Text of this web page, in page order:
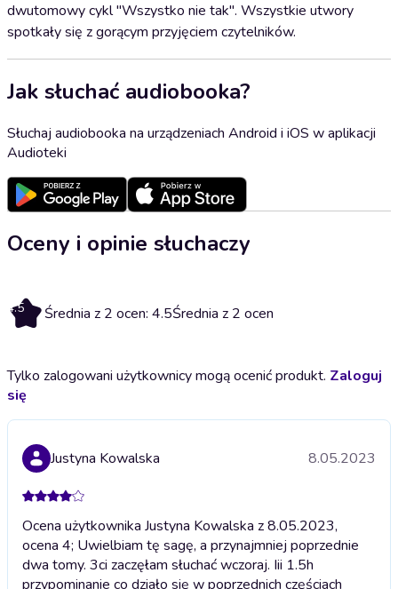
dwutomowy cykl "Wszystko nie tak". Wszystkie utwory
spotkały się z gorącym przyjęciem czytelników.
Jak słuchać audiobooka?
Słuchaj audiobooka na urządzeniach Android i iOS w aplikacji
Audioteki
Oceny i opinie słuchaczy
4.5 Średnia z 2 ocen: 4.5Średnia z 2 ocen
Tylko zalogowani użytkownicy mogą ocenić produkt. Zaloguj
się
Justyna Kowalska 8.05.2023
Ocena użytkownika Justyna Kowalska z 8.05.2023,
ocena 4; Uwielbiam tę sagę, a przynajmniej poprzednie
dwa tomy. 3ci zaczęłam słuchać wczoraj. Iii 1.5h
przypominanie co działo się w poprzednich częściach